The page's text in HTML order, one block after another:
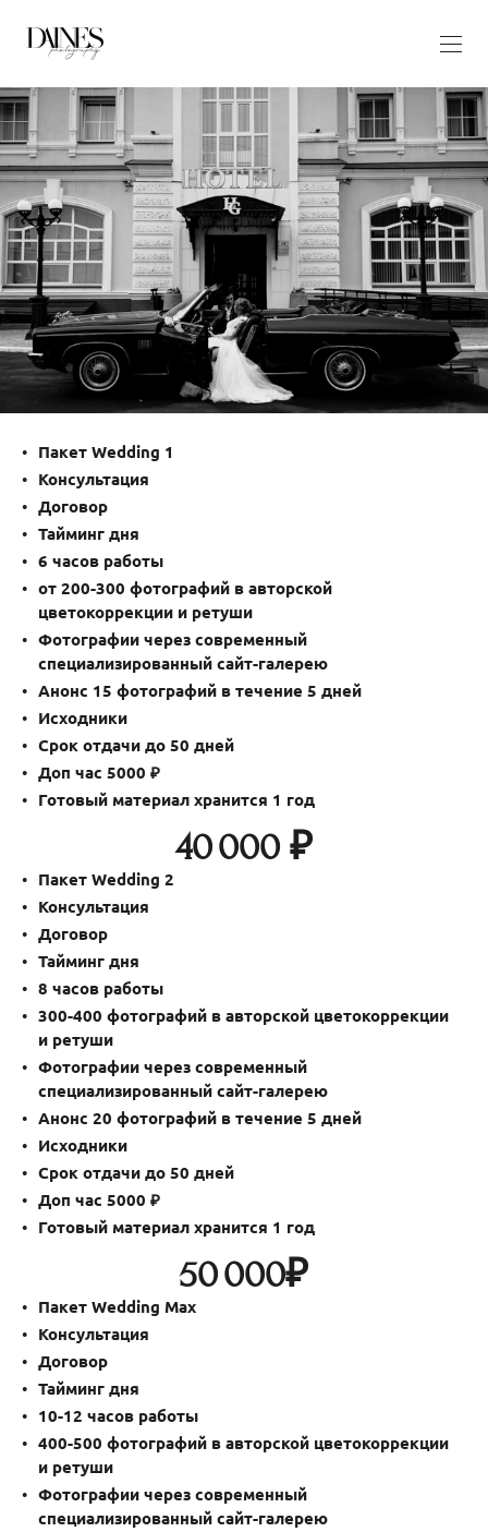
Пакет Wedding 1
Консультация
Договор
Тайминг дня
6 часов работы
от 200-300 фотографий в авторской
цветокоррекции и ретуши
Фотографии через современный
специализированный сайт-галерею
Анонс 15 фотографий в течение 5 дней
Исходники
Срок отдачи до 50 дней
Доп час 5000 ₽
Готовый материал хранится 1 год
40 000 ₽
Пакет Wedding 2
Консультация
Договор
Тайминг дня
8 часов работы
300-400 фотографий в авторской цветокоррекции
и ретуши
Фотографии через современный
специализированный сайт-галерею
Анонс 20 фотографий в течение 5 дней
Исходники
Срок отдачи до 50 дней
Доп час 5000 ₽
Готовый материал хранится 1 год
50 000₽
Пакет Wedding Max
Консультация
Договор
Тайминг дня
10-12 часов работы
400-500 фотографий в авторской цветокоррекции
и ретуши
Фотографии через современный
специализированный сайт-галерею